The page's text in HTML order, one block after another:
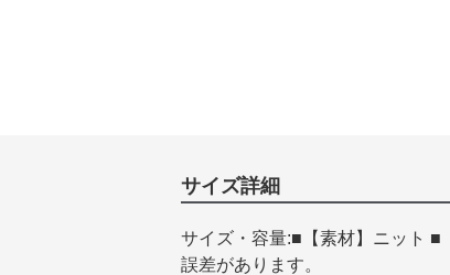
サイズ詳細
サイズ・容量:■【素材】ニット ■
誤差があります。